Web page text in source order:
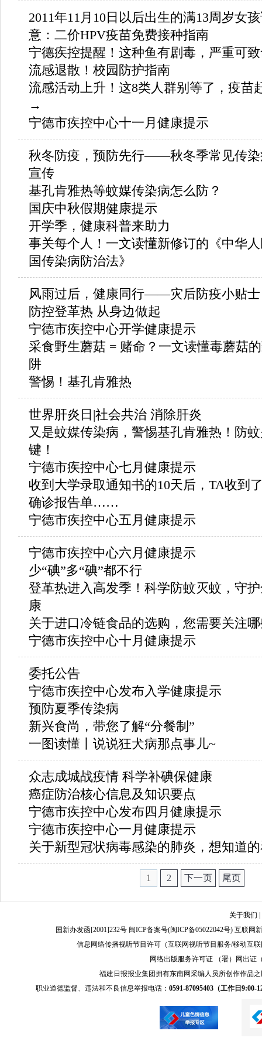
2011年11月10日以后出生的满13周岁女
意：二价HPV疫苗免费接种指南
宁德疾控提醒！这种鱼有剧毒，严重可
流感退散！校园防护指南
流感活动上升！这8类人群别等了，疫苗
→
宁德市疾控中心十一月健康提示
秋冬防疫，预防先行——秋冬季常见传染
宣传
基孔肯雅热等蚊媒传染病怎么防？
国庆中秋假期健康提示
开学季，健康科普来助力
事关每个人！一文读懂新修订的《中华
国传染病防治法》
风雨过后，健康同行——灾后防疫小贴士
防控登革热 从身边做起
宁德市疾控中心开学健康提示
采食野生蘑菇 = 赌命？一文读懂毒蘑菇
阱
警惕！基孔肯雅热
世界肝炎日|社会共治 消除肝炎
又是蚊媒传染病，警惕基孔肯雅热！防
键！
宁德市疾控中心七月健康提示
收到大学录取通知书的10天后，TA收到
确诊报告单……
宁德市疾控中心五月健康提示
宁德市疾控中心六月健康提示
少“碘”多“碘”都不行
登革热进入高发季！科学防蚊灭蚊，守
康
关于进口冷链食品的选购，您需要关注
宁德市疾控中心十月健康提示
委托公告
宁德市疾控中心发布入学健康提示
预防夏季传染病
新兴食尚，带您了解“分餐制”
一图读懂丨说说狂犬病那点事儿~
众志成城战疫情 科学补碘保健康
癌症防治核心信息及知识要点
宁德市疾控中心发布四月健康提示
宁德市疾控中心一月健康提示
关于新型冠状病毒感染的肺炎，想知道
1 2 下一页 尾页
关于我们
国新办发函[2001]232号 闽ICP备案号(闽ICP备05022042号) 互联网
信息网络传播视听节目许可（互联网视听节目服务/移动互
网络出版服务许可证 （署）网出证
福建日报报业集团拥有东南网采编人员所创作作品
职业道德监督、违法和不良信息举报电话： 0591-87095403（工作日9:00-